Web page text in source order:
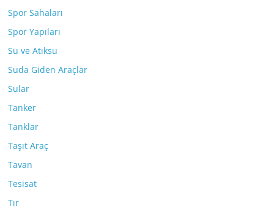
Spor Sahaları
Spor Yapıları
Su ve Atıksu
Suda Giden Araçlar
Sular
Tanker
Tanklar
Taşıt Araç
Tavan
Tesisat
Tır